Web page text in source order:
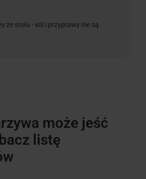
ze stołu - sól i przyprawy nie są
może jeść
listę